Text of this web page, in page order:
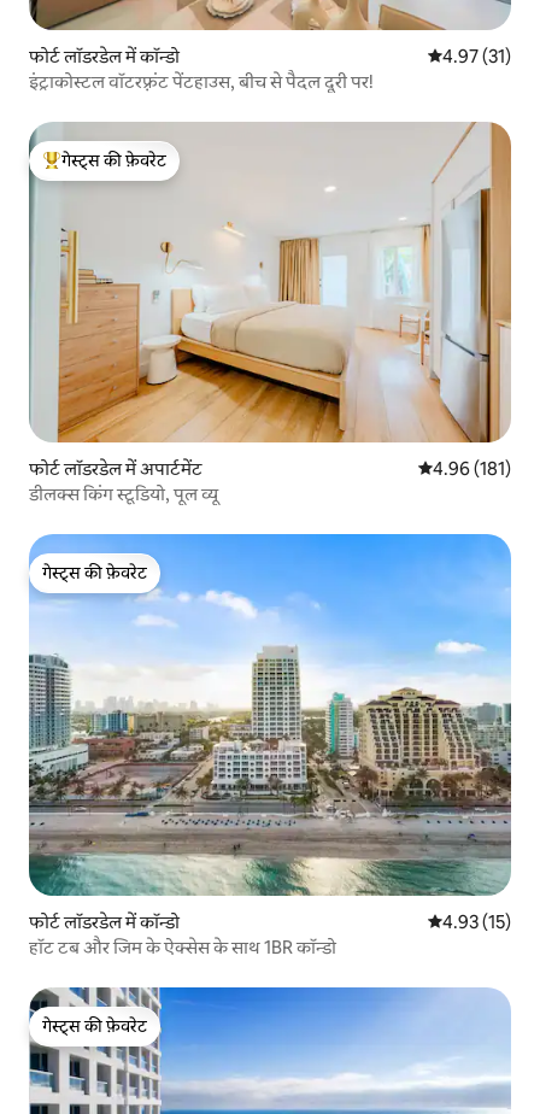
फोर्ट लॉडरडेल में कॉन्डो औसत रेटिंग 5 में
4.97 (31)
इंट्राकोस्टल वॉटरफ़्रंट पेंटहाउस, बीच से पैदल दूरी पर!
गेस्ट्स का टॉप फ़ेवरेट
गेस्ट्स की फ़ेवरेट
फोर्ट लॉडरडेल में अपार्टमेंट औसत रेटिंग 5 में से
4.96 (181)
डीलक्स किंग स्टूडियो, पूल व्यू
गेस्ट्स की फ़ेवरेट
गेस्ट्स की फ़ेवरेट
फोर्ट लॉडरडेल में कॉन्डो औसत रेटिंग 5 में
4.93 (15)
हॉट टब और जिम के ऐक्सेस के साथ 1BR कॉन्डो
गेस्ट्स की फ़ेवरेट
गेस्ट्स की फ़ेवरेट